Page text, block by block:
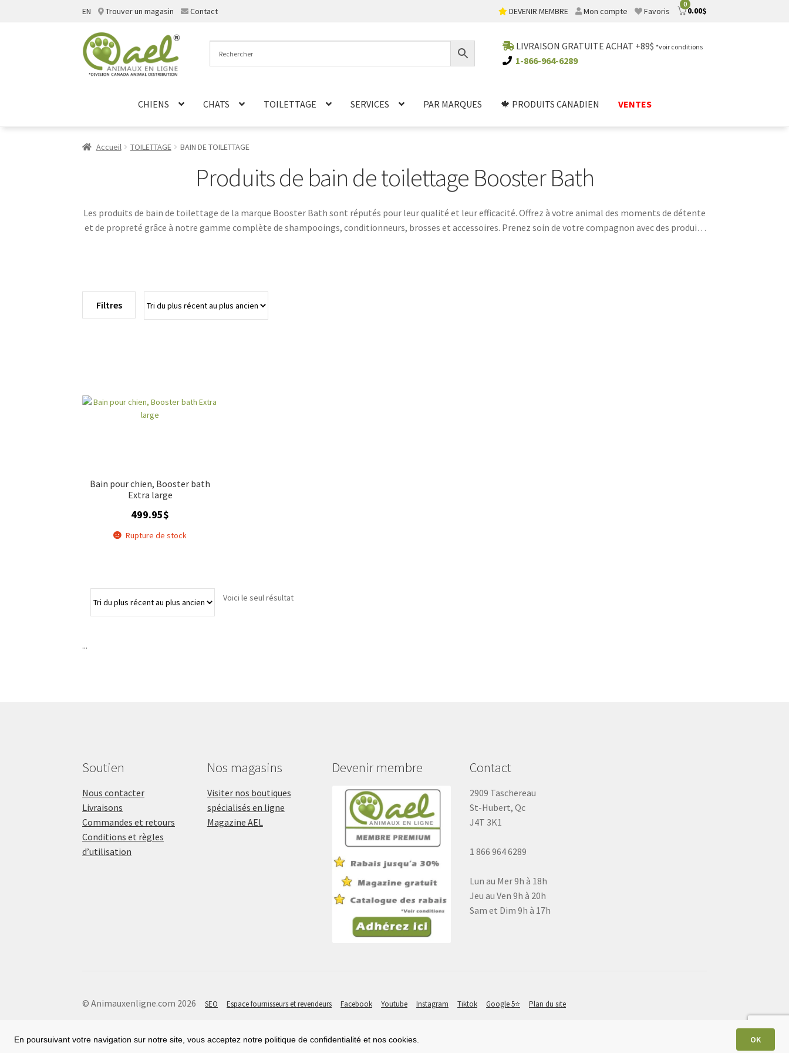
EN Trouver un magasin Contact
0
0.00$
DEVENIR MEMBRE Mon compte Favoris
Aller
à
la
Aller
au
contenu
LIVRAISON GRATUITE ACHAT +89$ *voir conditions
1-866-964-6289
CHIENS CHATS TOILETTAGE SERVICES PAR MARQUES 🍁 PRODUITS CANADIEN VENTES
Accueil TOILETTAGE BAIN DE TOILETTAGE
Produits de bain de toilettage Booster Bath
Les produits de bain de toilettage de la marque Booster Bath sont réputés pour leur qualité et leur efficacité. Offrez à votre animal des moments de détente
et de propreté grâce à notre gamme complète de shampooings, conditionneurs, brosses et accessoires. Prenez soin de votre compagnon avec des produits
Filtres
Bain pour chien, Booster bath
Extra large
499.95$
Rupture de stock
Voici le seul résultat
...
Soutien
Nous contacter
Livraisons
Commandes et retours
Conditions et règles
d’utilisation
Nos magasins
Visiter nos boutiques
spécialisés en ligne
Magazine AEL
Devenir membre Contact
2909 Taschereau
St-Hubert, Qc
J4T 3K1
1 866 964 6289
Lun au Mer 9h à 18h
Jeu au Ven 9h à 20h
Sam et Dim 9h à 17h
© Animauxenligne.com 2026 SEO Espace fournisseurs et revendeurs Facebook Youtube Instagram Tiktok Google 5⭐ Plan du site
En poursuivant votre navigation sur notre site, vous acceptez notre politique de confidentialité et nos cookies. OK